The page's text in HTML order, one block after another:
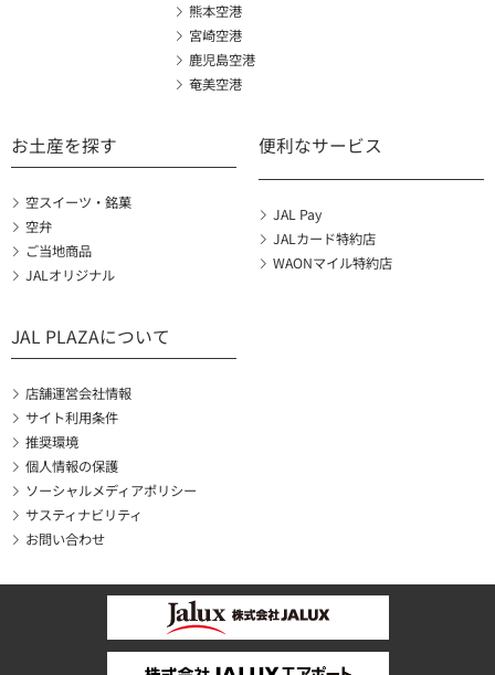
熊本空港
宮崎空港
鹿児島空港
奄美空港
お土産を探す
空スイーツ・銘菓
空弁
ご当地商品
JALオリジナル
便利なサービス
JAL Pay
JALカード特約店
WAONマイル特約店
JAL PLAZAについて
店舗運営会社情報
サイト利用条件
推奨環境
個人情報の保護
ソーシャルメディアポリシー
サスティナビリティ
お問い合わせ